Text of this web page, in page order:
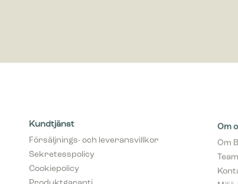
Kundtjänst
Försäljnings- och leveransvillkor
Sekretesspolicy
Cookiepolicy
Produktgaranti
Om
Om
Miljö